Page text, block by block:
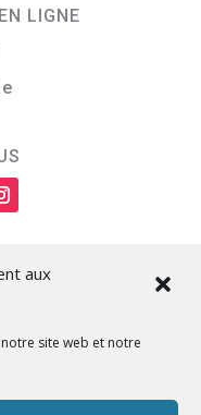
aux
site web et notre
LIGNE